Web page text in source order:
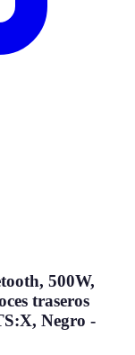
500W,
traseros
Negro -